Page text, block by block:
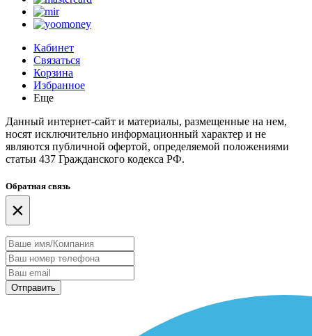
Кабинет
Связаться
Корзина
Избранное
Еще
Данный интернет-сайт и материалы, размещенные на нем,
носят исключительно информационный характер и не
являются публичной офертой, определяемой положениями
статьи 437 Гражданского кодекса РФ.
Обратная связь
×
Отправить